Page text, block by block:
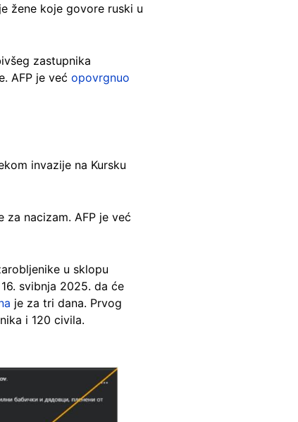
žene koje govore ruski u
zastupnika
AFP je već opovrgnuo
invazije na Kursku
nacizam. AFP je već
u sklopu
16. svibnja 2025. da će
je za tri dana. Prvog
i 120 civila.